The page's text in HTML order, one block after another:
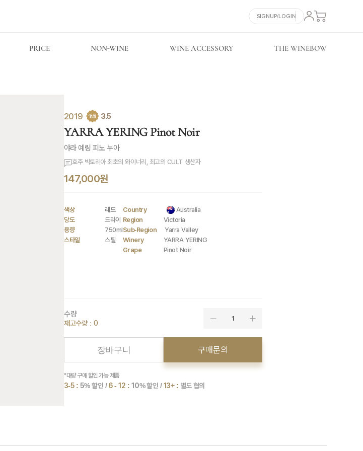
SIGNUP/LOGIN
PRICE NON-WINE WINE ACCESSORY THE WINEBOW
2019 3.5
YARRA YERING Pinot Noir
야라 예링 피노 누아
호주 빅토리아 최초의 와이너리, 최고의 CULT 생산자
147,000원
색상
레드
당도
드라이
용량
750ml
스타일
스틸
Country
Australia
Region
Victoria
Sub-Region
Yarra Valley
Winery
YARRA YERING
Grape
Pinot Noir
수량
재고수량 : 0
1
장바구니 구매문의
*대량 구매 할인 가능 제품
3-5 : 5% 할인 /6 - 12 : 10% 할인 /13+ : 별도 협의